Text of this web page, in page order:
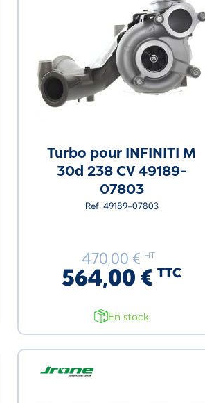
Turbo pour INFINITI M
30d 238 CV 49189-
07803
Ref. 49189-07803
470,00 € HT
564,00 € TTC
En stock
Neuf